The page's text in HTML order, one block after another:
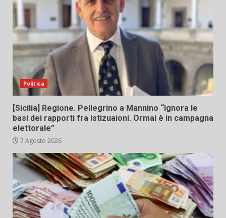
Politica
[Sicilia] Regione. Pellegrino a Mannino “Ignora le
basi dei rapporti fra istizuaioni. Ormai è in campagna
elettorale”
7 Agosto 2026